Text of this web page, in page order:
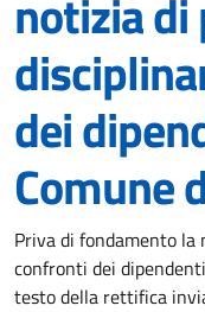
notizia
dei
Comune
Dettagli
Priva di fondamento
confronti dei
testo della rettifica